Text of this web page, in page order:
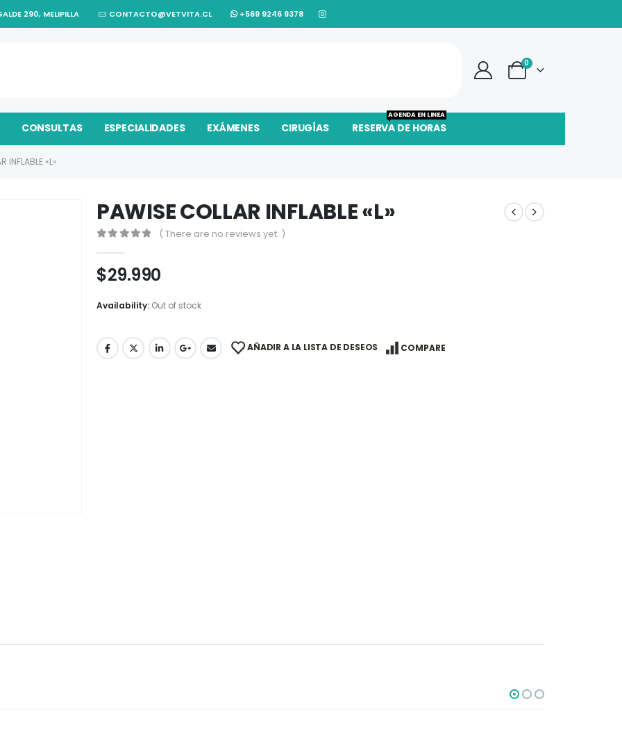
290, MELIPILLA CONTACTO@VETVITA.CL +569 9246 9378
0
CONSULTAS ESPECIALIDADES EXÁMENES CIRUGÍAS RESERVA DE HORAS
AGENDA EN LINEA
INFLABLE «L»
PAWISE COLLAR INFLABLE «L»
( There are no reviews yet. )
$29.990
Availability: Out of stock
AÑADIR A LA LISTA DE DESEOS COMPARE